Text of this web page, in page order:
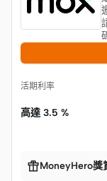
活期利率
高達 3.5 %
MoneyHero獎